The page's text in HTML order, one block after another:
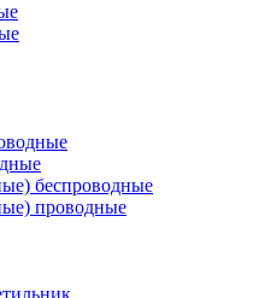
беспроводные
проводные